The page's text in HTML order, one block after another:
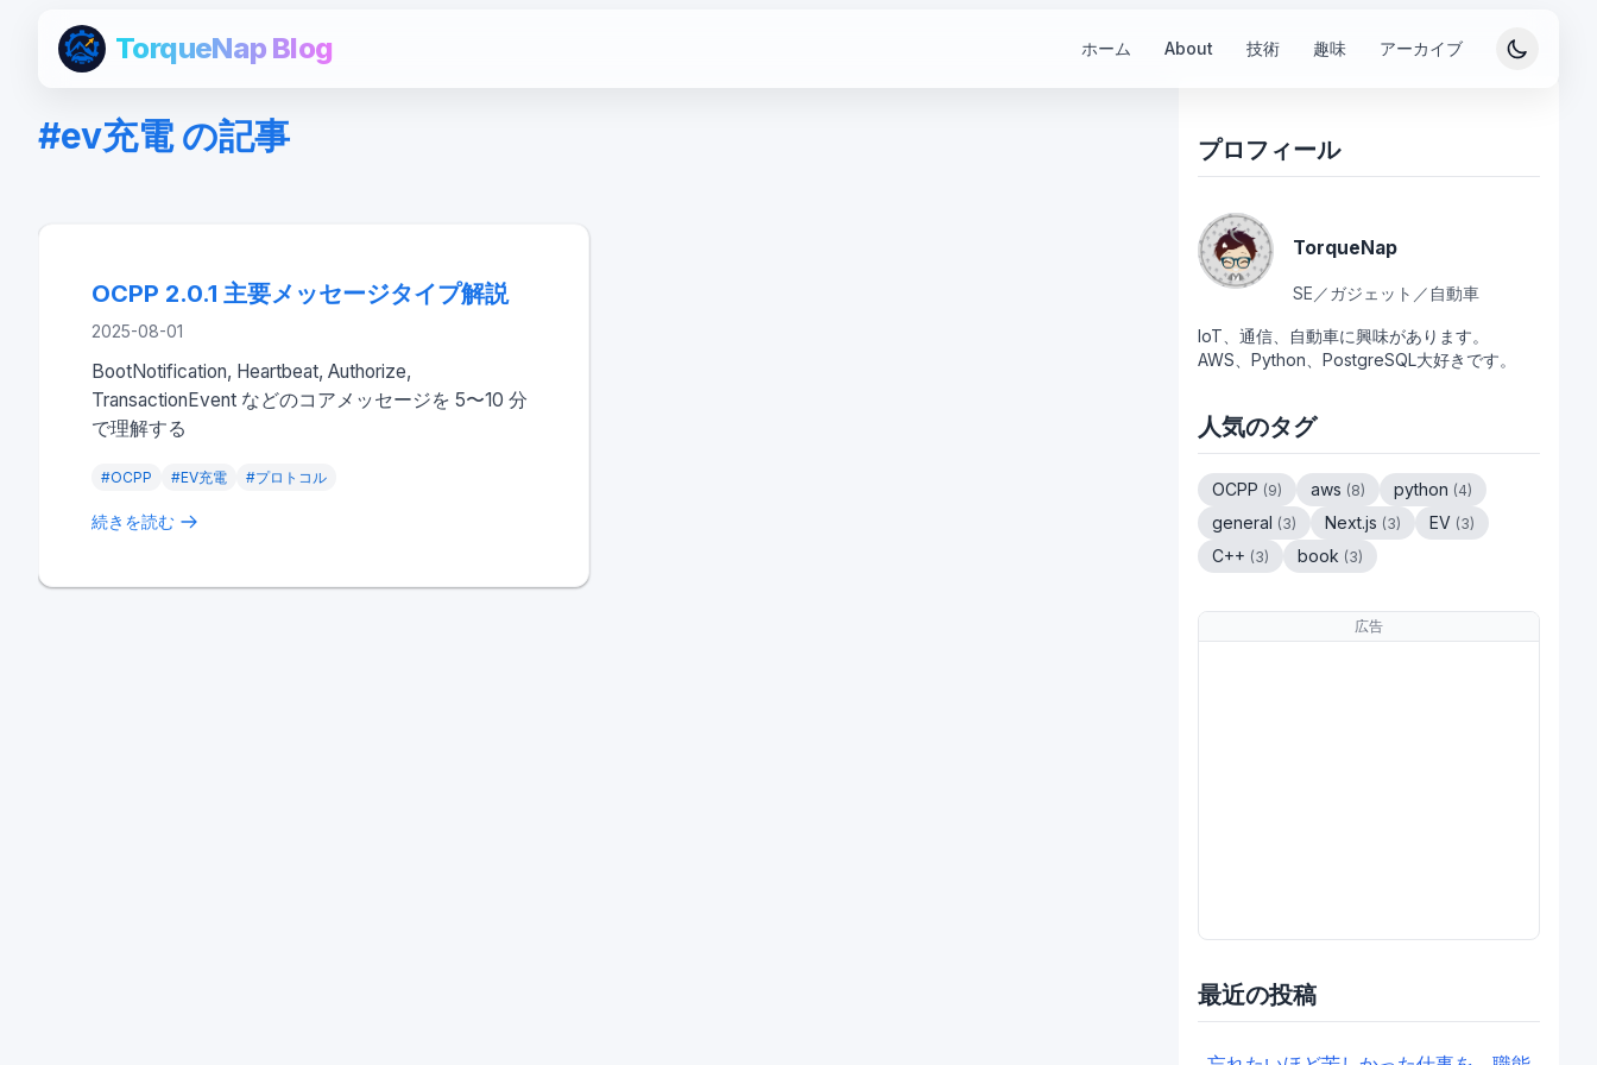
TorqueNap Blog ホーム About 技術 趣味 アーカイブ
#ev充電の記事
OCPP 2.0.1 主要メッセージタイプ解説
tech
OCPP 2.0.1 主要メッセージタイプ解説
2025-08-01
BootNotification, Heartbeat, Authorize,
TransactionEvent などのコアメッセージを 5〜10 分
で理解する
#OCPP #EV充電 #プロトコル
続きを読む
プロフィール
TorqueNap
SE／ガジェット／自動車
IoT、通信、自動車に興味があります。
AWS、Python、PostgreSQL大好きです。
人気のタグ
OCPP (9) aws (8) python (4)
general (3) Next.js (3) EV (3)
C++ (3) book (3)
広告
最近の投稿